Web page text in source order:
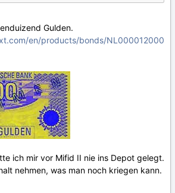
Gulden.
en/products/bonds/NL000012000
ich mir vor Mifid II nie ins Depot gelegt.
nehmen, was man noch kriegen kann.